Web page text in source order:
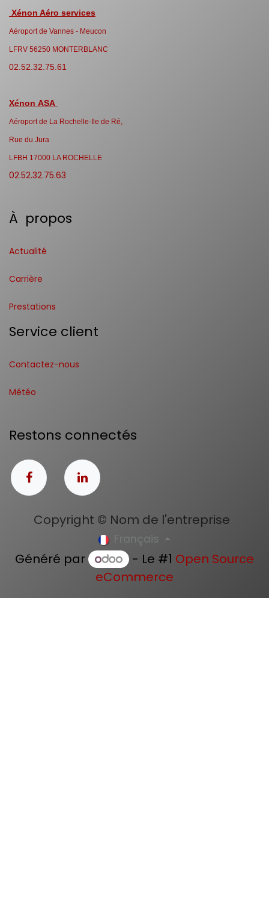
Xénon Aéro services
Aéroport de Vannes - Meucon
LFRV 56250 MONTERBLANC
02.52.32.75.61
Xénon ASA
Aéroport de La Rochelle-Ile de Ré,
Rue du Jura
LFBH 17000 LA ROCHELLE
02.52.32.75.63
À propos
Actualité
Carrière
Prestations
Service client
Contactez-nous
Météo
Restons connectés
Copyright © Nom de l'entreprise
Français
Généré par - Le #1 Open Source
eCommerce